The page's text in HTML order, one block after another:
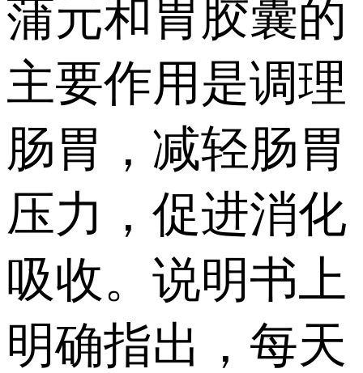
蒲元和胃胶囊的
主要作用是调理
肠胃，减轻肠胃
压力，促进消化
吸收。说明书上
明确指出，每天